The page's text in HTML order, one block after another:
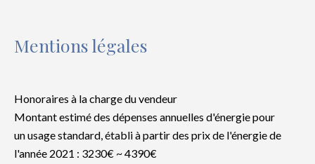
Mentions légales
Honoraires à la charge du vendeur
Montant estimé des dépenses annuelles d'énergie pour
un usage standard, établi à partir des prix de l'énergie de
l'année 2021 : 3230€ ~ 4390€